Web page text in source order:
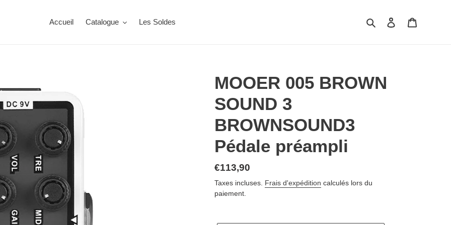
Accueil Catalogue Les Soldes RechercherSe connecter
MOOER 005 BROWN
SOUND 3
BROWNSOUND3
Pédale préampli
Prix
normal
€113,90
Taxes incluses. Frais d'expédition calculés lors du
paiement.